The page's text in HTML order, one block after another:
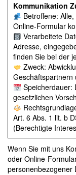
Kommunikation
Betroffene:
Online-Formular
Verarbeitete
Adresse,
finden Sie bei der
Zweck:
Geschäftspartnern
Speicherdauer:
gesetzlichen
Art. 6 Abs. 1 lit. b
(Berechtigte
Wenn Sie mit uns
oder Online-
personenbezogener